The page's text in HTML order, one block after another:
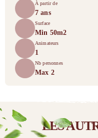
À partir de
7 ans
Surface
Min 50m2
Animateurs
1
Nb personnes
Max 2
LES